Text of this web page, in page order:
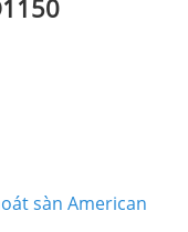
sàn American